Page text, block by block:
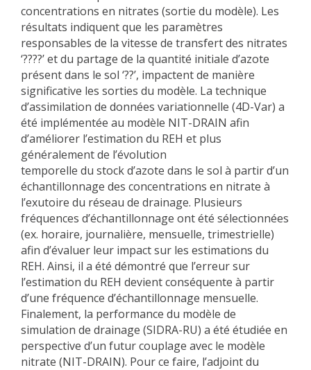
concentrations en nitrates (sortie du modèle). Les
résultats indiquent que les paramètres
responsables de la vitesse de transfert des nitrates
‘????’ et du partage de la quantité initiale d’azote
présent dans le sol ‘??’, impactent de manière
significative les sorties du modèle. La technique
d’assimilation de données variationnelle (4D-Var) a
été implémentée au modèle NIT-DRAIN afin
d’améliorer l’estimation du REH et plus
généralement de l’évolution
temporelle du stock d’azote dans le sol à partir d’un
échantillonnage des concentrations en nitrate à
l’exutoire du réseau de drainage. Plusieurs
fréquences d’échantillonnage ont été sélectionnées
(ex. horaire, journalière, mensuelle, trimestrielle)
afin d’évaluer leur impact sur les estimations du
REH. Ainsi, il a été démontré que l’erreur sur
l’estimation du REH devient conséquente à partir
d’une fréquence d’échantillonnage mensuelle.
Finalement, la performance du modèle de
simulation de drainage (SIDRA-RU) a été étudiée en
perspective d’un futur couplage avec le modèle
nitrate (NIT-DRAIN). Pour ce faire, l’adjoint du